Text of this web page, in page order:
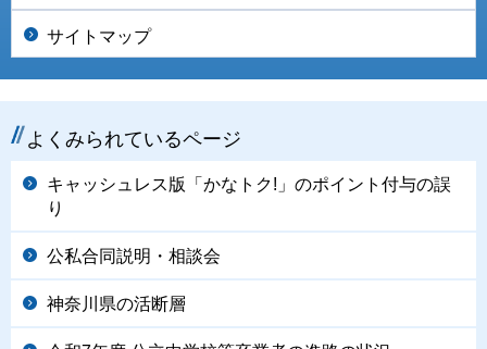
サイトマップ
よくみられているページ
キャッシュレス版「かなトク!」のポイント付与の誤
り
公私合同説明・相談会
神奈川県の活断層